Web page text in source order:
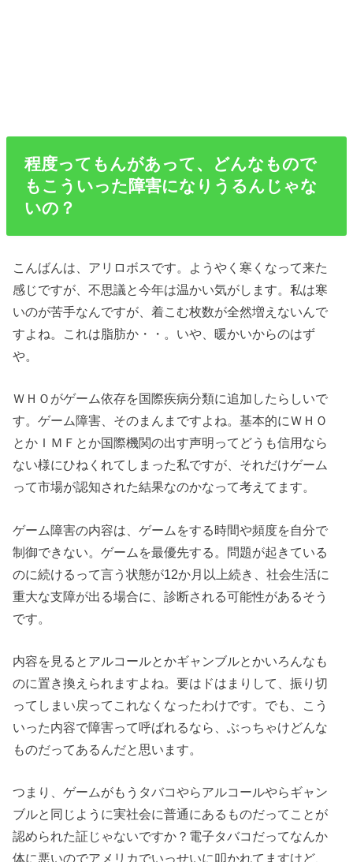
程度ってもんがあって、どんなもので
もこういった障害になりうるんじゃな
いの？
こんばんは、アリロボスです。ようやく寒くなって来た
感じですが、不思議と今年は温かい気がします。私は寒
いのが苦手なんですが、着こむ枚数が全然増えないんで
すよね。これは脂肪か・・。いや、暖かいからのはず
や。
ＷＨＯがゲーム依存を国際疾病分類に追加したらしいで
す。ゲーム障害、そのまんまですよね。基本的にＷＨＯ
とかＩＭＦとか国際機関の出す声明ってどうも信用なら
ない様にひねくれてしまった私ですが、それだけゲーム
って市場が認知された結果なのかなって考えてます。
ゲーム障害の内容は、ゲームをする時間や頻度を自分で
制御できない。ゲームを最優先する。問題が起きている
のに続けるって言う状態が12か月以上続き、社会生活に
重大な支障が出る場合に、診断される可能性があるそう
です。
内容を見るとアルコールとかギャンブルとかいろんなも
のに置き換えられますよね。要はドはまりして、振り切
ってしまい戻ってこれなくなったわけです。でも、こう
いった内容で障害って呼ばれるなら、ぶっちゃけどんな
ものだってあるんだと思います。
つまり、ゲームがもうタバコやらアルコールやらギャン
ブルと同じように実社会に普通にあるものだってことが
認められた証じゃないですか？電子タバコだってなんか
体に悪いのでアメリカでいっせいに叩かれてますけど、